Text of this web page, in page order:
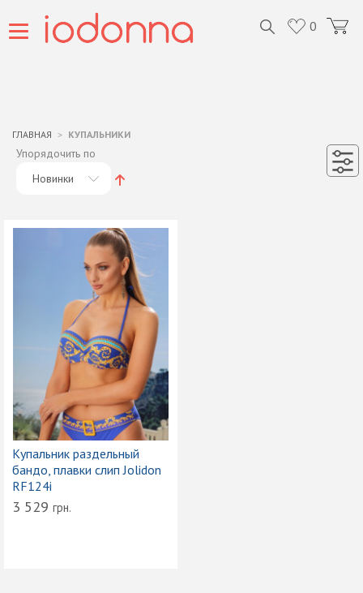
0
ГЛАВНАЯ КУПАЛЬНИКИ
Упорядочить по
Новинки
Купальник раздельный
бандо, плавки слип Jolidon
RF124i
3 529 грн.